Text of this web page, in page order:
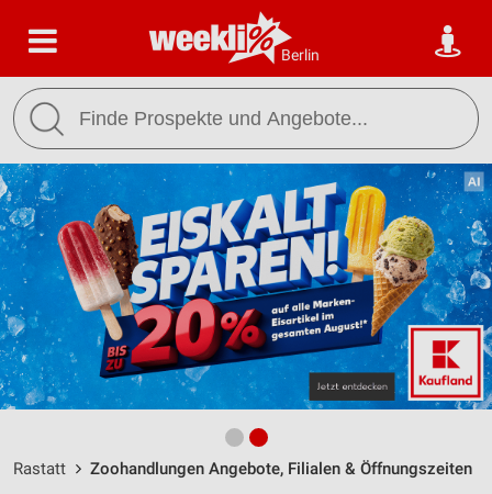
Berlin
Rastatt Zoohandlungen Angebote, Filialen & Öffnungszeiten